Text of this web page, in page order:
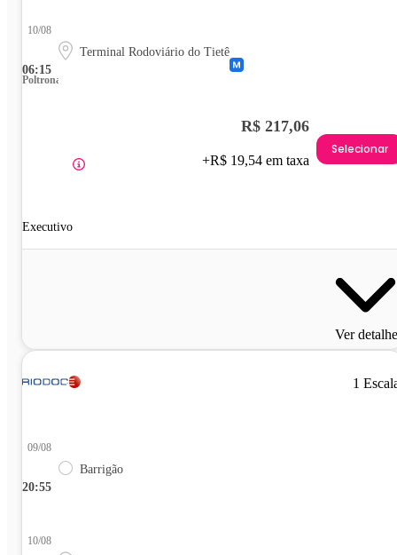
06:15
10/08
Terminal Rodoviário do Tietê
Poltrona
Executivo
R$ 217,06
+R$ 19,54 em taxa
Selecionar
Ver
1
20:55
09/08
Barrigão
10/08